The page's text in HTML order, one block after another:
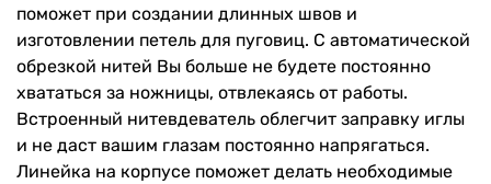
поможет при создании длинных швов и
изготовлении петель для пуговиц. С автоматической
обрезкой нитей Вы больше не будете постоянно
хвататься за ножницы, отвлекаясь от работы.
Встроенный нитевдеватель облегчит заправку иглы
и не даст вашим глазам постоянно напрягаться.
Линейка на корпусе поможет делать необходимые